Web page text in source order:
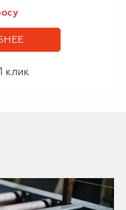
клик